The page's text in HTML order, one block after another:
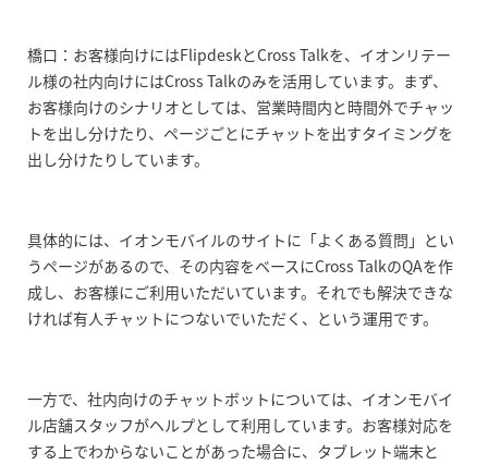
橋口：お客様向けにはFlipdeskとCross Talkを、イオンリテー
ル様の社内向けにはCross Talkのみを活用しています。まず、
お客様向けのシナリオとしては、営業時間内と時間外でチャッ
トを出し分けたり、ページごとにチャットを出すタイミングを
出し分けたりしています。
具体的には、イオンモバイルのサイトに「よくある質問」とい
うページがあるので、その内容をベースにCross TalkのQAを作
成し、お客様にご利用いただいています。それでも解決できな
ければ有人チャットにつないでいただく、という運用です。
一方で、社内向けのチャットボットについては、イオンモバイ
ル店舗スタッフがヘルプとして利用しています。お客様対応を
する上でわからないことがあった場合に、タブレット端末と